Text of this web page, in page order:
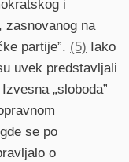
i
zasnovanog na
partije”. (5) Iako
uvek predstavljali
„sloboda”
se po
o